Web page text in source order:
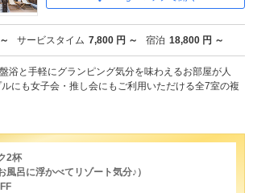
サービスタイム 7,800 円 ～ 宿泊 18,800 円 ～
浴と手軽にグランピング気分を味わえるお部屋が人
にも女子会・推し会にもご利用いただける全7室の複
2杯
風呂に浮かべてリゾート気分♪）